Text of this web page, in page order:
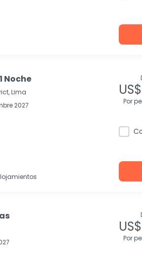
Noche
Lima
2027 Por
Por